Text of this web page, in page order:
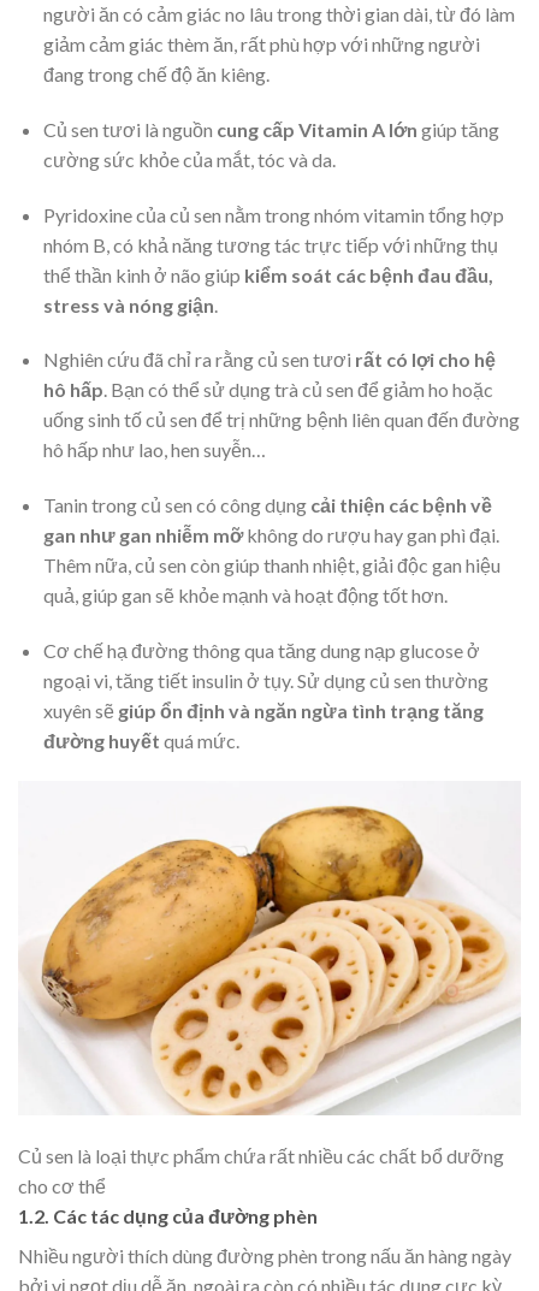
người ăn có cảm giác no lâu trong thời gian dài, từ đó làm
giảm cảm giác thèm ăn, rất phù hợp với những người
đang trong chế độ ăn kiêng.
Củ sen tươi là nguồn cung cấp Vitamin A lớn giúp tăng
cường sức khỏe của mắt, tóc và da.
Pyridoxine của củ sen nằm trong nhóm vitamin tổng hợp
nhóm B, có khả năng tương tác trực tiếp với những thụ
thể thần kinh ở não giúp kiểm soát các bệnh đau đầu,
stress và nóng giận
Nghiên cứu đã chỉ ra rằng củ sen tươi rất có lợi cho hệ
hô hấp. Bạn có thể sử dụng trà củ sen để giảm ho hoặc
uống sinh tố củ sen để trị những bệnh liên quan đến đường
hô hấp như lao, hen suyễn…
Tanin trong củ sen có công dụng cải thiện các bệnh về
gan như gan nhiễm mỡkhông do rượu hay gan phì đại.
Thêm nữa, củ sen còn giúp thanh nhiệt, giải độc gan hiệu
quả, giúp gan sẽ khỏe mạnh và hoạt động tốt hơn.
Cơ chế hạ đường thông qua tăng dung nạp glucose ở
ngoại vi, tăng tiết insulin ở tụy. Sử dụng củ sen thường
xuyên sẽ giúp ổn định và ngăn ngừa tình trạng tăng
đường huyết quá mức.
Củ sen là loại thực phẩm chứa rất nhiều các chất bổ dưỡng
cho cơ thể
1.2. Các tác dụng của đường phèn
Nhiều người thích dùng đường phèn trong nấu ăn hàng ngày
bởi vị ngọt dịu dễ ăn, ngoài ra còn có nhiều tác dụng cực kỳ